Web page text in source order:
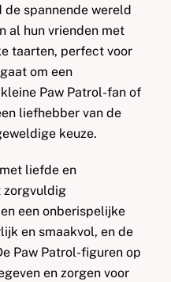
de spannende wereld
al hun vrienden met
taarten, perfect voor
om een
Paw Patrol-fan of
liefhebber van de
keuze.
liefde en
zorgvuldig
een onberispelijke
en smaakvol, en de
Paw Patrol-figuren op
en zorgen voor